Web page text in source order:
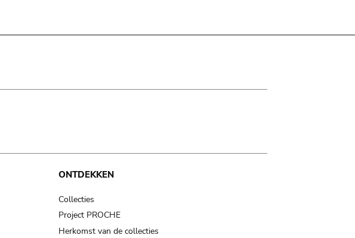
ONTDEKKEN
Collecties
Project PROCHE
Herkomst van de collecties